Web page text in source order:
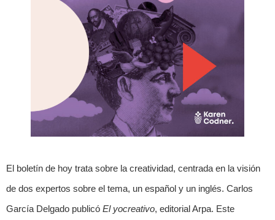
El boletín de hoy trata sobre la creatividad, centrada en la visión
de dos expertos sobre el tema, un español y un inglés. Carlos
García Delgado publicó El yocreativo, editorial Arpa. Este